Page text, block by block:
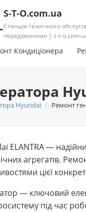
S-T-O.com.ua
Станція технічного
передзвонимо | s-t-
Кондиціонера
Hyundai Ремонт
ELANTRA —
агрегатів.
цієї
— ключовий
під час